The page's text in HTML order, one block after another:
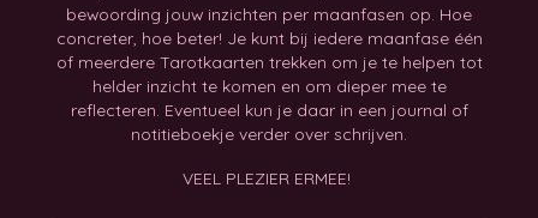
bewoording jouw inzichten per maanfasen op. Hoe
concreter, hoe beter! Je kunt bij iedere maanfase één
of meerdere Tarotkaarten trekken om je te helpen tot
helder inzicht te komen en om dieper mee te
reflecteren. Eventueel kun je daar in een journal of
notitieboekje verder over schrijven.
VEEL PLEZIER ERMEE!